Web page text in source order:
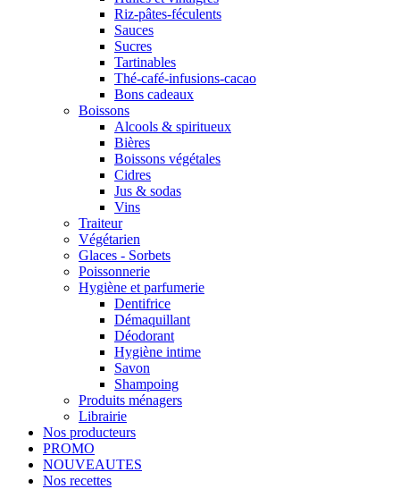
Riz-pâtes-féculents
Sauces
Sucres
Tartinables
Thé-café-infusions-cacao
Bons cadeaux
Boissons
Alcools & spiritueux
Bières
Boissons végétales
Cidres
Jus & sodas
Vins
Traiteur
Végétarien
Glaces - Sorbets
Poissonnerie
Hygiène et parfumerie
Dentifrice
Démaquillant
Déodorant
Hygiène intime
Savon
Shampoing
Produits ménagers
Librairie
Nos producteurs
PROMO
NOUVEAUTES
Nos recettes